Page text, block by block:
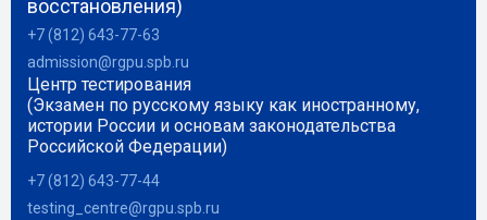
восстановления)
+7 (812) 643-77-63
admission@rgpu.spb.ru
Центр тестирования
(Экзамен по русскому языку как иностранному,
истории России и основам законодательства
Российской Федерации)
+7 (812) 643-77-44
testing_centre@rgpu.spb.ru